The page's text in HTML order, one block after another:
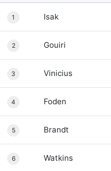
1 Isak
2 Gouiri
3 Vinicius
4 Foden
5 Brandt
6 Watkins